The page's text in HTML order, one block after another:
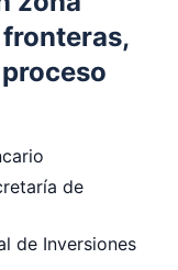
de
de Inversiones